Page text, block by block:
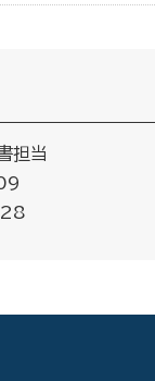
担当